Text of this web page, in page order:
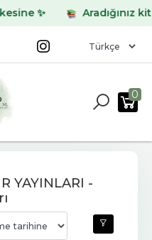
Aradığınız kitabı
0
YAYINLARI -